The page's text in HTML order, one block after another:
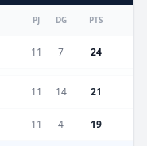
PJ DG PTS
11 7 24
11 14 21
11 4 19